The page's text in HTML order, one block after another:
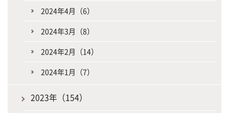
2024年4月（6）
2024年3月（8）
2024年2月（14）
2024年1月（7）
2023年（154）